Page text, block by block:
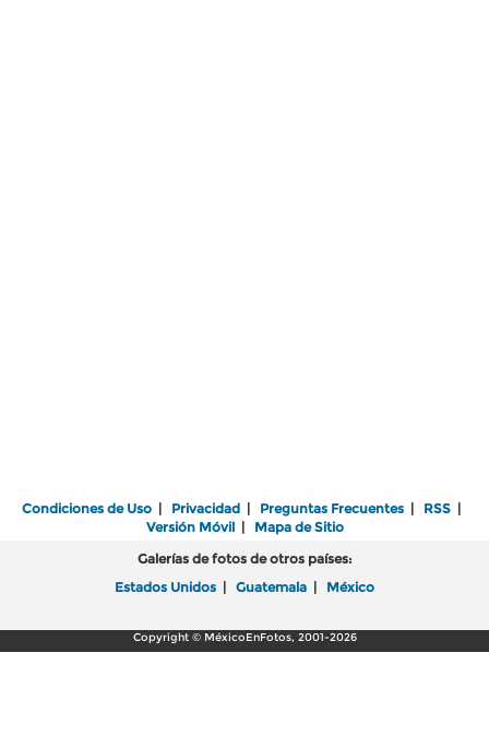
Condiciones de Uso | Privacidad | Preguntas Frecuentes | RSS |
Versión Móvil| Mapa de Sitio
Galerías de fotos de otros países:
Estados Unidos | Guatemala | México
Copyright © MéxicoEnFotos, 2001-2026